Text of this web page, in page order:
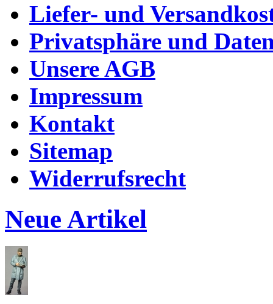
Liefer- und
Privatsphäre und
Unsere AGB
Impressum
Kontakt
Sitemap
Widerrufsrecht
Neue Artikel